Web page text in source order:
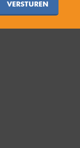
VERSTUREN